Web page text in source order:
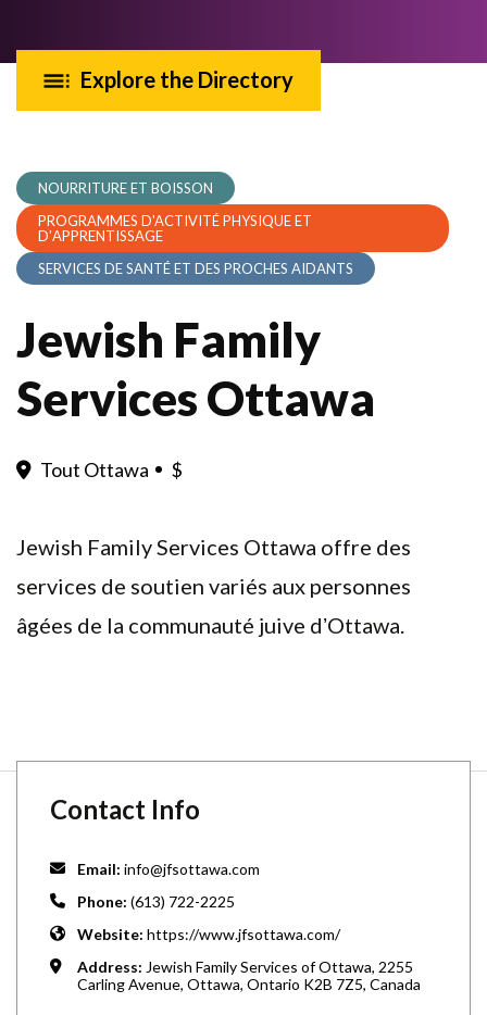
Explore the Directory
NOURRITURE ET BOISSON
PROGRAMMES D'ACTIVITÉ PHYSIQUE ET
DʼAPPRENTISSAGE
SERVICES DE SANTÉ ET DES PROCHES AIDANTS
Jewish Family
Services Ottawa
Tout Ottawa $
Jewish Family Services Ottawa offre des
services de soutien variés aux personnes
âgées de la communauté juive dʼOttawa.
Contact Info
Email: info@jfsottawa.com
Phone: (613) 722-2225
Website: https://www.jfsottawa.com/
Address: Jewish Family Services of Ottawa, 2255
Carling Avenue, Ottawa, Ontario K2B 7Z5, Canada